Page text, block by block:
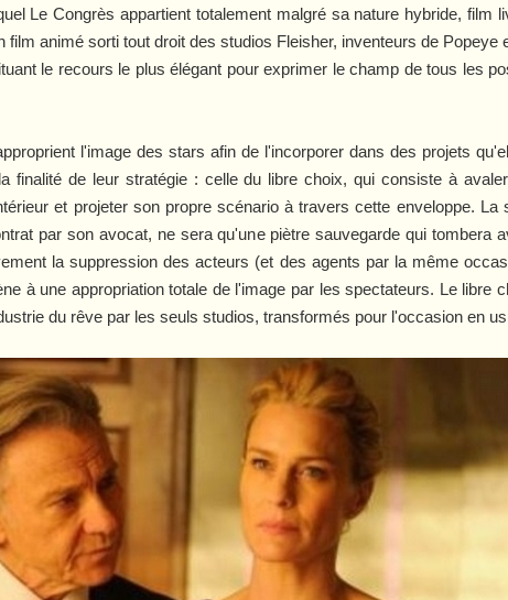
Le Congrès appartient totalement malgré sa nature hybride, film
film animé sorti tout droit des studios Fleisher, inventeurs de Popeye
le recours le plus élégant pour exprimer le champ de tous les
l'image des stars afin de l'incorporer dans des projets
finalité de leur stratégie : celle du libre choix, qui consiste à
et projeter son propre scénario à travers cette enveloppe. La
par son avocat, ne sera qu'une piètre sauvegarde qui tombera
la suppression des acteurs (et des agents par la même
à une appropriation totale de l'image par les spectateurs. Le libre
du rêve par les seuls studios, transformés pour l'occasion en